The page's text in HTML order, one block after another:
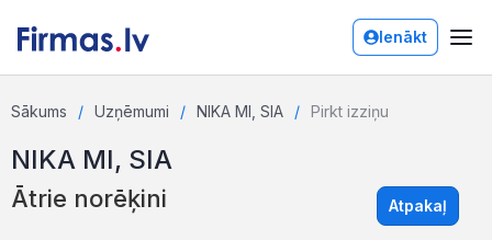
Ienākt
Sākums Uzņēmumi NIKA MI, SIA Pirkt izziņu
NIKA MI, SIA
Ātrie norēķini Atpakaļ